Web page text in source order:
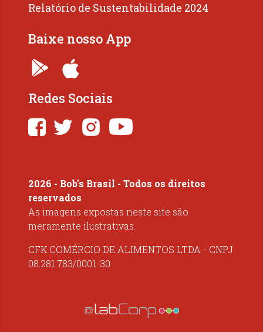
Relatório de Sustentabilidade 2024
Baixe nosso App
Redes Sociais
2026 - Bob's Brasil - Todos os direitos
reservados
As imagens expostas neste site são
meramente ilustrativas.
CFK COMÉRCIO DE ALIMENTOS LTDA - CNPJ
08.281.783/0001-30